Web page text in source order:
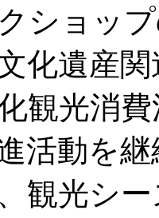
ショッ
化遺産
観光消
活動を
観光シ